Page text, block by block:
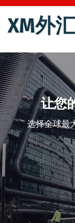
跳
XM外
让您
选择全球最